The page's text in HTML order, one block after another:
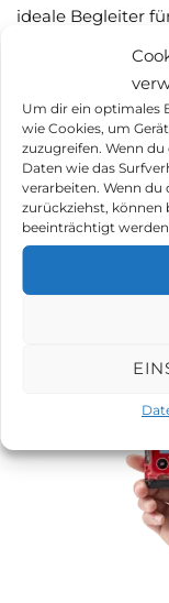
Um dir ein optimales
wie Cookies, um
zuzugreifen. Wenn
Daten wie das
verarbeiten. Wenn
zurückziehst,
beeinträchtigt
ideale Begleiter
Es bietet eine
bis zu 40h
Alarmschwellen:
O2: 19.5/
CO2: 0,5/3Vol%,
5-Gase (O2; CO;
ATEX-Zulassung